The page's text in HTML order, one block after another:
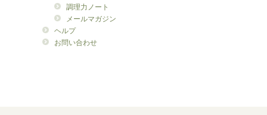
調理力ノート
メールマガジン
ヘルプ
お問い合わせ